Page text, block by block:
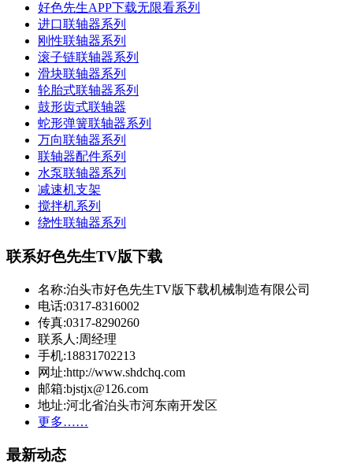
好色先生APP下载无限看系列
进口联轴器系列
刚性联轴器系列
滚子链联轴器系列
滑块联轴器系列
轮胎式联轴器系列
鼓形齿式联轴器
蛇形弹簧联轴器系列
万向联轴器系列
联轴器配件系列
水泵联轴器系列
减速机支架
搅拌机系列
绕性联轴器系列
联系好色先生TV版下载
名称:泊头市好色先生TV版下载机械制造有限公司
电话:0317-8316002
传真:0317-8290260
联系人:周经理
手机:18831702213
网址:http://www.shdchq.com
邮箱:bjstjx@126.com
地址:河北省泊头市河东南开发区
更多……
最新动态